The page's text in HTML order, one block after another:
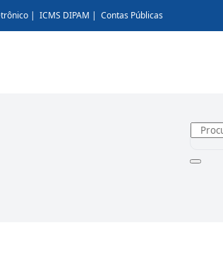
ICMS DIPAM Contas Públicas